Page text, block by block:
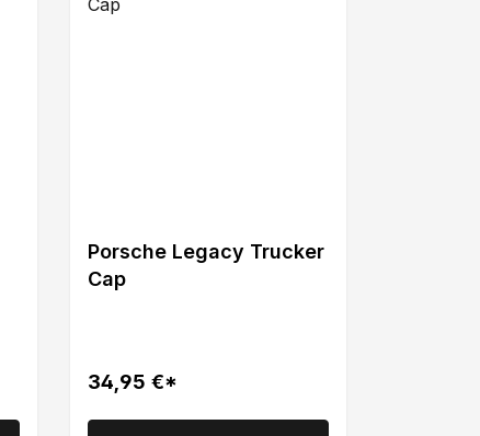
Porsche Legacy Trucker
Cap
34,95 €*